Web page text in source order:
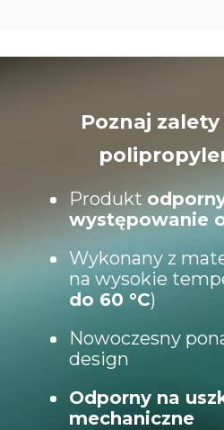
Poznaj
Produkt
występowanie
Wykonany z
na wysokie
do 60 °C)
Nowoczesny
design
Odporny na
mechaniczne